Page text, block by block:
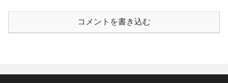
コメントを書き込む